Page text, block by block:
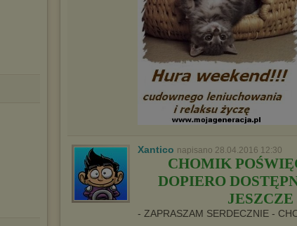
Xantico napisano 28.04.2016 12:30
CHOMIK
DOPIERO
- ZAPRASZAM SERDECZNIE -